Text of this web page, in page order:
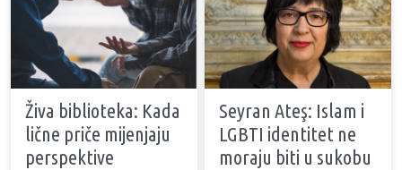
Živa biblioteka: Kada
lične priče mijenjaju
perspektive
Seyran Ateş: Islam i
LGBTI identitet ne
moraju biti u sukobu